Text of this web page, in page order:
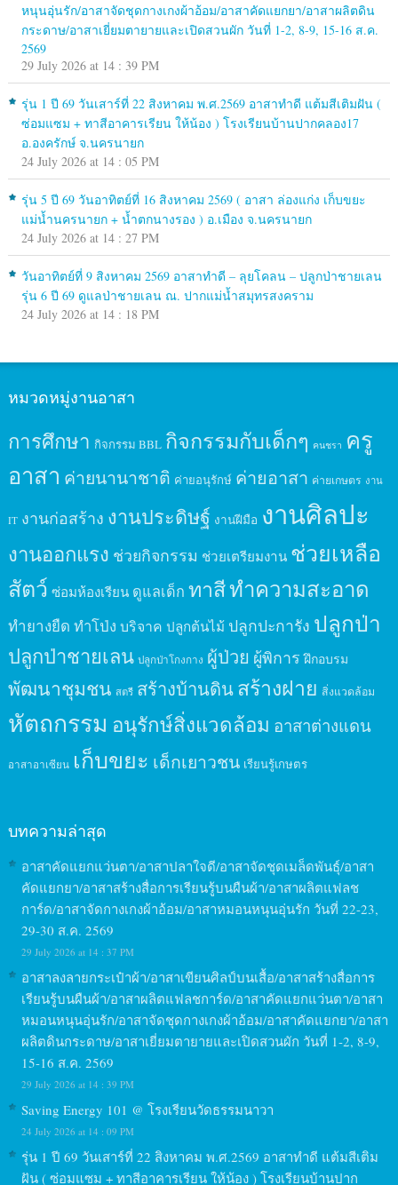
หนุนอุ่นรัก/อาสาจัดชุดกางเกงผ้าอ้อม/อาสาคัดแยกยา/อาสาผลิตดิน
กระดาษ/อาสาเยี่ยมตายายและเปิดสวนผัก วันที่ 1-2, 8-9, 15-16 ส.ค.
2569
29 July 2026 at 14 : 39 PM
รุ่น 1 ปี 69 วันเสาร์ที่ 22 สิงหาคม พ.ศ.2569 อาสาทำดี แต้มสีเติมฝัน (
ซ่อมแซม + ทาสีอาคารเรียน ให้น้อง ) โรงเรียนบ้านปากคลอง17
อ.องครักษ์ จ.นครนายก
24 July 2026 at 14 : 05 PM
รุ่น 5 ปี 69 วันอาทิตย์ที่ 16 สิงหาคม 2569 ( อาสา ล่องแก่ง เก็บขยะ
แม่น้ำนครนายก + น้ำตกนางรอง ) อ.เมือง จ.นครนายก
24 July 2026 at 14 : 27 PM
วันอาทิตย์ที่ 9 สิงหาคม 2569 อาสาทำดี – ลุยโคลน – ปลูกป่าชายเลน
รุ่น 6 ปี 69 ดูแลป่าชายเลน ณ. ปากแม่น้ำสมุทรสงคราม
24 July 2026 at 14 : 18 PM
หมวดหมู่งานอาสา
การศึกษา กิจกรรม BBL กิจกรรมกับเด็กๆ คนชรา ครู
อาสา ค่ายนานาชาติ ค่ายอนุรักษ์ ค่ายอาสา ค่ายเกษตร งาน
IT งานก่อสร้าง งานประดิษฐ์ งานฝีมือ งานศิลปะ
งานออกแรง ช่วยกิจกรรม ช่วยเตรียมงาน ช่วยเหลือ
สัตว์ ซ่อมห้องเรียน ดูแลเด็ก ทาสีทำความสะอาด
ทำยางยืด ทำโป่ง บริจาค ปลูกต้นไม้ ปลูกปะการัง ปลูกป่า
ปลูกป่าชายเลน ปลูกป่าโกงกาง ผู้ป่วย ผู้พิการ ฝึกอบรม
พัฒนาชุมชน สตรี สร้างบ้านดินสร้างฝาย สิ่งแวดล้อม
หัตถกรรม อนุรักษ์สิ่งแวดล้อม อาสาต่างแดน
อาสาอาเซียน เก็บขยะ เด็กเยาวชน เรียนรู้เกษตร
บทความล่าสุด
อาสาคัดแยกแว่นตา/อาสาปลาใจดี/อาสาจัดชุดเมล็ดพันธุ์/อาสา
คัดแยกยา/อาสาสร้างสื่อการเรียนรู้บนผืนผ้า/อาสาผลิตแฟลช
การ์ด/อาสาจัดกางเกงผ้าอ้อม/อาสาหมอนหนุนอุ่นรัก วันที่ 22-23,
29-30 ส.ค. 2569
29 July 2026 at 14 : 37 PM
อาสาลงลายกระเป๋าผ้า/อาสาเขียนศิลป์บนเสื้อ/อาสาสร้างสื่อการ
เรียนรู้บนผืนผ้า/อาสาผลิตแฟลชการ์ด/อาสาคัดแยกแว่นตา/อาสา
หมอนหนุนอุ่นรัก/อาสาจัดชุดกางเกงผ้าอ้อม/อาสาคัดแยกยา/อาสา
ผลิตดินกระดาษ/อาสาเยี่ยมตายายและเปิดสวนผัก วันที่ 1-2, 8-9,
15-16 ส.ค. 2569
29 July 2026 at 14 : 39 PM
Saving Energy 101 @ โรงเรียนวัดธรรมนาวา
24 July 2026 at 14 : 09 PM
รุ่น 1 ปี 69 วันเสาร์ที่ 22 สิงหาคม พ.ศ.2569 อาสาทำดี แต้มสีเติม
ฝัน ( ซ่อมแซม + ทาสีอาคารเรียน ให้น้อง ) โรงเรียนบ้านปาก